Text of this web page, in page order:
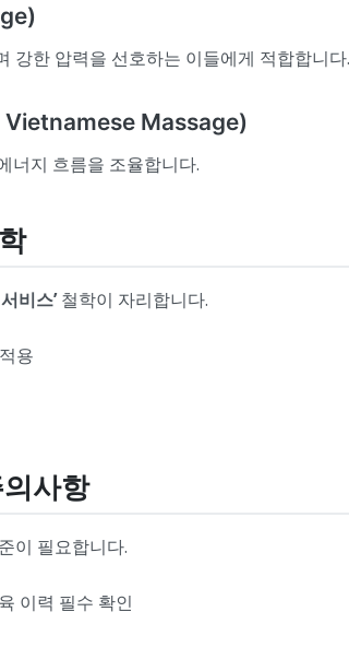
강한 압력을 선호하는 이들에게 적합합니다.
Massage)
너지 흐름을 조율합니다.
비스’철학이 자리합니다.
용
사항
이 필요합니다.
이력 필수 확인